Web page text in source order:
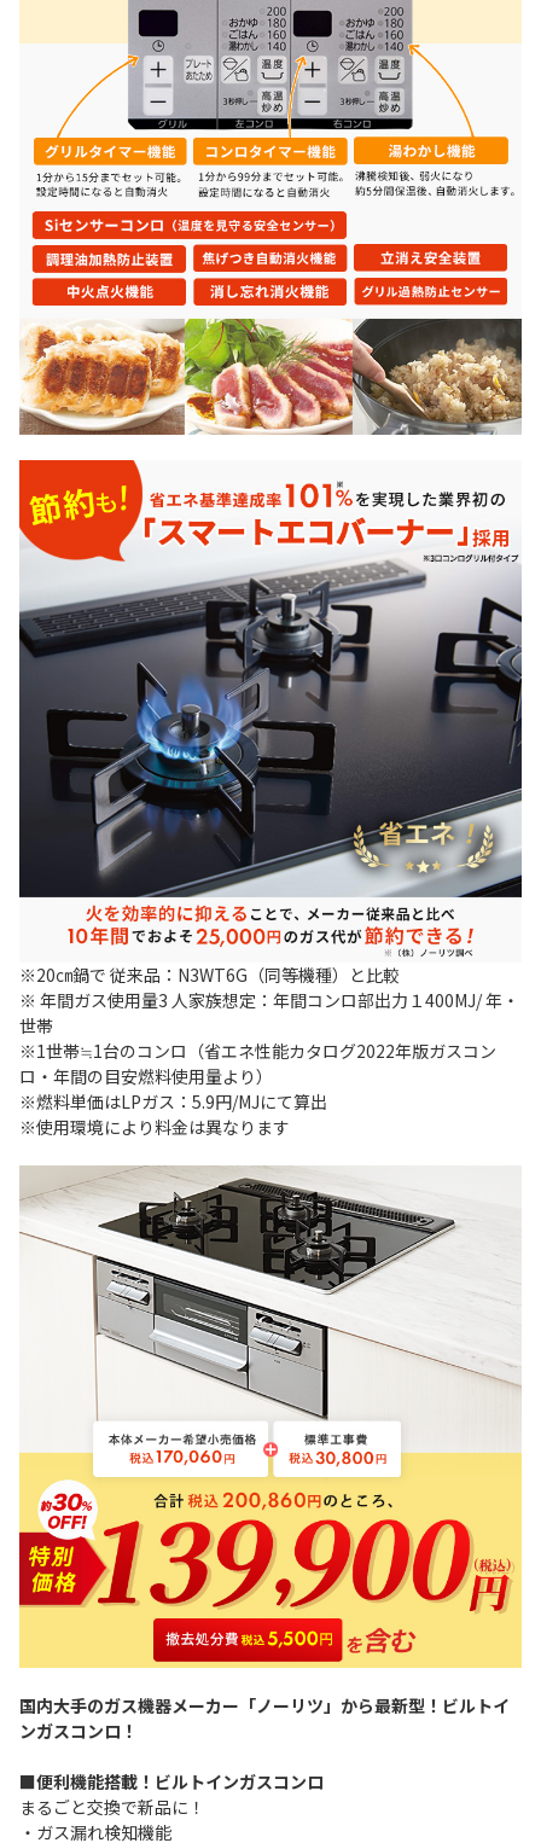
※20㎝鍋で 従来品：N3WT6G（同等機種）と比較
※ 年間ガス使用量3 人家族想定：年間コンロ部出力１400MJ/ 年・
世帯
※1世帯≒1台のコンロ（省エネ性能カタログ2022年版ガスコン
ロ・年間の目安燃料使用量より）
※燃料単価はLPガス：5.9円/MJにて算出
※使用環境により料金は異なります
国内大手のガス機器メーカー「ノーリツ」から最新型！ビルトイ
ンガスコンロ！
■便利機能搭載！ビルトインガスコンロ
まるごと交換で新品に！
・ガス漏れ検知機能